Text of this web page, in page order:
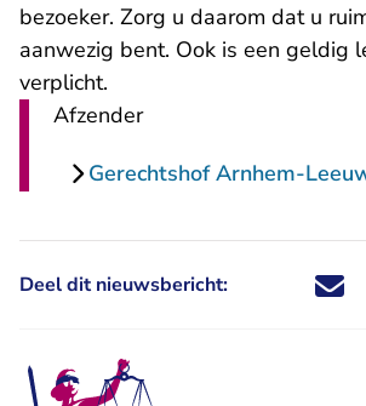
bezoeker. Zorg u daarom dat u
aanwezig bent. Ook is een geldig
verplicht.
Afzender
Gerechtshof Arnhem-
Deel dit nieuwsbericht: Deel dit
Deel
Deel